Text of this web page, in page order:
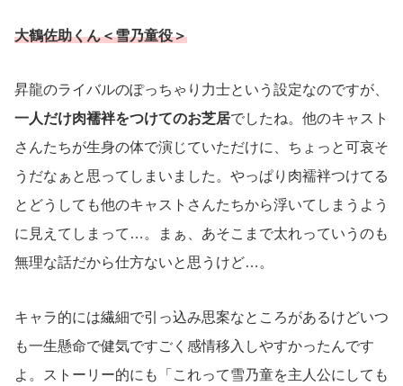
大鶴佐助くん＜雪乃童役＞
昇龍のライバルのぽっちゃり力士という設定なのですが、
一人だけ肉襦袢をつけてのお芝居でしたね。他のキャスト
さんたちが生身の体で演じていただけに、ちょっと可哀そ
うだなぁと思ってしまいました。やっぱり肉襦袢つけてる
とどうしても他のキャストさんたちから浮いてしまうよう
に見えてしまって…。まぁ、あそこまで太れっていうのも
無理な話だから仕方ないと思うけど…。
キャラ的には繊細で引っ込み思案なところがあるけどいつ
も一生懸命で健気ですごく感情移入しやすかったんです
よ。ストーリー的にも「これって雪乃童を主人公にしても